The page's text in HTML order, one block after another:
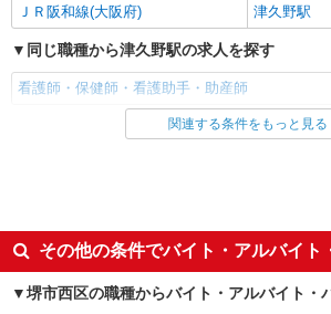
ＪＲ阪和線(大阪府) 津久野駅
同じ職種から津久野駅の求人を探す
看護師・保健師・看護助手・助産師
同じ雇用形態から津久野駅の求人を探す
入社日応相談
経験者・有
女性活躍中
ブランクOK
日払い
自転車通勤
関連する条件をもっと見る
その他の条件でバイト・アルバイト
堺市西区の職種からバイト・アルバイト・